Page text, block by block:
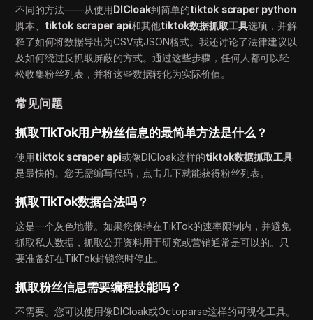
不同的方法——从使用DICloak到简单的tiktok scraper python
脚本、 tiktok scraper api和其他tiktok数据抓取工具选项，并解
释了如何将数据导出为CSV或JSON格式。我还讨论了法律建议以
及如何绕过反抓取屏蔽的方式。通过这些步骤，任何人都可以轻
松收集粉丝列表，并将这些数据转化为实际价值。
常见问题
抓取TikTok用户粉丝信息的最简单方法是什么？
使用tiktok scraper api或像DICloak这样的tiktok数据抓取工具
是最快的。您无需编写代码，点击几下就能获得粉丝列表。
抓取TikTok数据合法吗？
这是一个灰色地带。如果您保持在TikTok的速率限制内，并避免
抓取私人数据，抓取公开资料用于研究或营销通常是可以的。只
要准备好在TikTok封锁您时停止。
抓取粉丝信息需要编程技能吗？
不需要。您可以使用像DICloak或Octoparse这样的可视化工具。